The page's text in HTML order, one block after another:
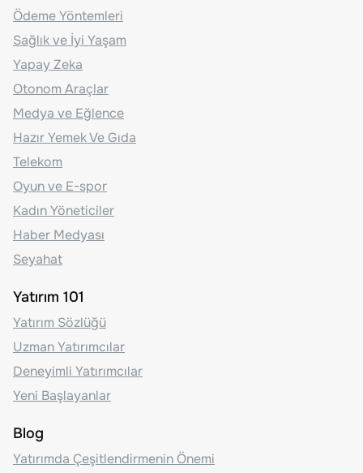
Ödeme Yöntemleri
Sağlık ve İyi Yaşam
Yapay Zeka
Otonom Araçlar
Medya ve Eğlence
Hazır Yemek Ve Gıda
Telekom
Oyun ve E-spor
Kadın Yöneticiler
Haber Medyası
Seyahat
Yatırım 101
Yatırım Sözlüğü
Uzman Yatırımcılar
Deneyimli Yatırımcılar
Yeni Başlayanlar
Blog
Yatırımda Çeşitlendirmenin Önemi